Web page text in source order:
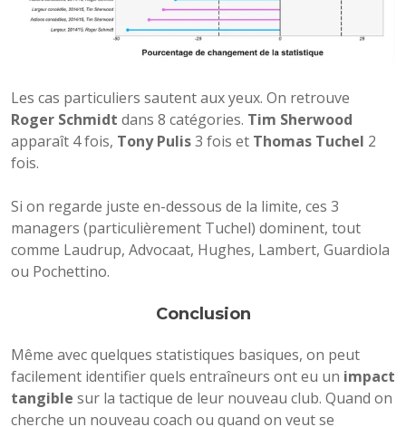
Les cas particuliers sautent aux yeux. On retrouve
Roger Schmidt dans 8 catégories. Tim Sherwood
apparaît 4 fois, Tony Pulis3 fois et Thomas Tuchel 2
fois.
Si on regarde juste en-dessous de la limite, ces 3
managers (particulièrement Tuchel) dominent, tout
comme Laudrup, Advocaat, Hughes, Lambert, Guardiola
ou Pochettino.
Conclusion
Même avec quelques statistiques basiques, on peut
facilement identifier quels entraîneurs ont eu un impact
tangible sur la tactique de leur nouveau club. Quand on
cherche un nouveau coach ou quand on veut se